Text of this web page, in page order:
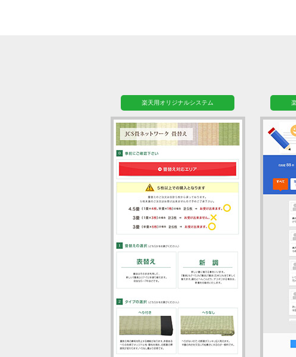
楽天用オリジナルシステム